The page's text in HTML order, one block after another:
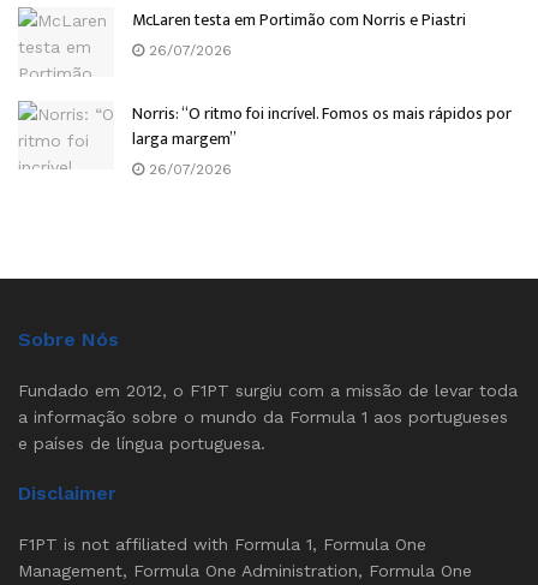
McLaren testa em Portimão com Norris e Piastri
26/07/2026
Norris: “O ritmo foi incrível. Fomos os mais rápidos por
larga margem”
26/07/2026
Sobre Nós
Fundado em 2012, o F1PT surgiu com a missão de levar toda
a informação sobre o mundo da Formula 1 aos portugueses
e países de língua portuguesa.
Disclaimer
F1PT is not affiliated with Formula 1, Formula One
Management, Formula One Administration, Formula One